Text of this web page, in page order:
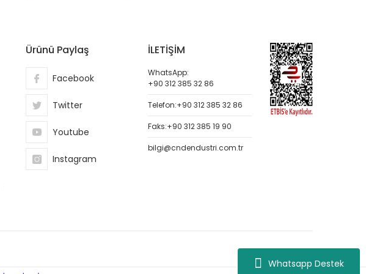
Whatsapp Destek
Ürünü Paylaş
Facebook
Twitter
Youtube
Instagram
İLETİŞİM
WhatsApp:
+90 312 385 32 86
Telefon:+90 312 385 32 86
Faks:+90 312 385 19 90
bilgi@cndendustri.com.tr